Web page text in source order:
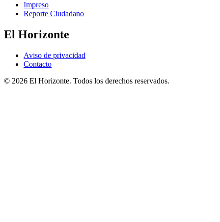
Impreso
Reporte Ciudadano
El Horizonte
Aviso de privacidad
Contacto
© 2026 El Horizonte. Todos los derechos reservados.